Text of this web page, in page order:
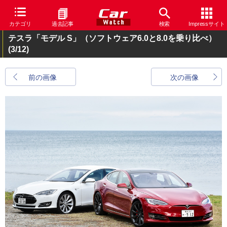
カテゴリ 過去記事 検索 Impressサイト
テスラ「モデル S」（ソフトウェア6.0と8.0を乗り比べ）
(3/12)
前の画像 次の画像